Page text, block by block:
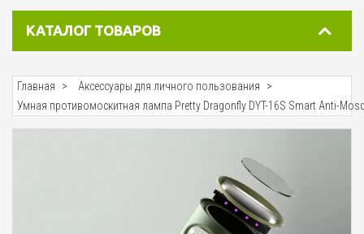
КАТАЛОГ ТОВАРОВ
Главная
Аксессуары для личного пользования
Умная противомоскитная лампа Pretty Dragonfly DYT-16S Smart Anti-